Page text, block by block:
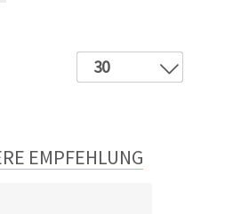
4
30
EMPFEHLUNG